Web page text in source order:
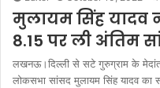
मुलायम सिंह यादव
8.15 पर ली अंतिम
लखनऊ।दिल्ली से सटे गुरुग्राम के मेदांता
लोकसभा सांसद मुलायम सिंह यादव का